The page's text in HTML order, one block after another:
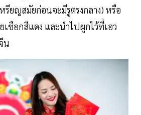
รียญสมัยก่อนจะมีรูตรงกลาง) หรือ
เชือกสีแดง และนำไปผูกไว้ที่เอว
น